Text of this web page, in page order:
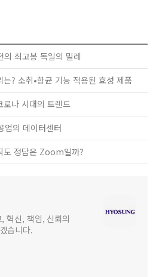
최고봉 독일의 밀레
? 소취•항균 기능 적용된 효성 제품
로나 시대의 트렌드
업의 데이터센터
도 정답은 Zoom일까?
혁신, 책임, 신뢰의
습니다.